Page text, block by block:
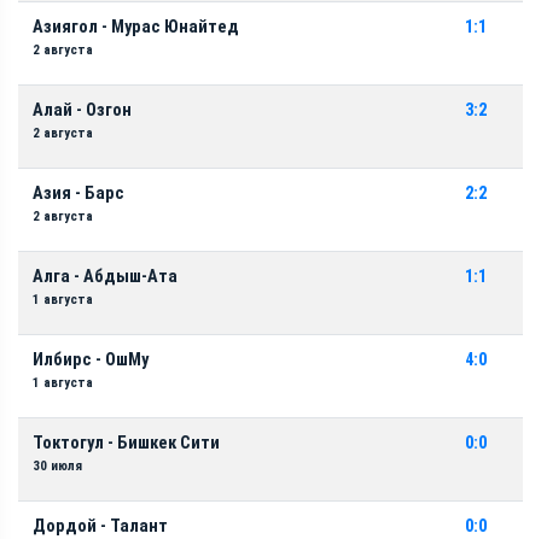
Азиягол - Мурас Юнайтед
2 августа
1:1
Алай - Озгон
2 августа
3:2
Азия - Барс
2 августа
2:2
Алга - Абдыш-Ата
1 августа
1:1
Илбирс - ОшМу
1 августа
4:0
Токтогул - Бишкек Сити
30 июля
0:0
Дордой - Талант 0:0